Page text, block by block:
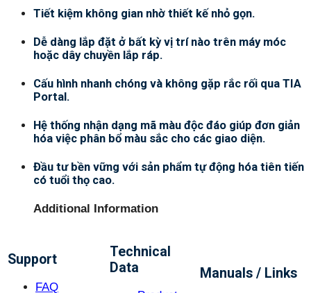
Tiết kiệm không gian nhờ thiết kế nhỏ gọn.
Dễ dàng lắp đặt ở bất kỳ vị trí nào trên máy móc
hoặc dây chuyền lắp ráp.
Cấu hình nhanh chóng và không gặp rắc rối qua TIA
Portal.
Hệ thống nhận dạng mã màu độc đáo giúp đơn giản
hóa việc phân bổ màu sắc cho các giao diện.
Đầu tư bền vững với sản phẩm tự động hóa tiên tiến
có tuổi thọ cao.
Additional Information
Support
FAQ
Technical
Data
Manuals / Links